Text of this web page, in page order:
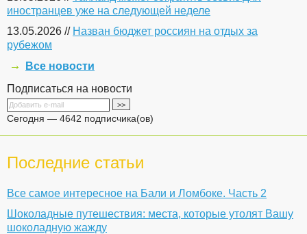
иностранцев уже на следующей неделе
13.05.2026 // Назван бюджет россиян на отдых за
рубежом
Все новости
Подписаться на новости
Сегодня — 4642 подписчика(ов)
Последние статьи
Все самое интересное на Бали и Ломбоке. Часть 2
Шоколадные путешествия: места, которые утолят Вашу
шоколадную жажду